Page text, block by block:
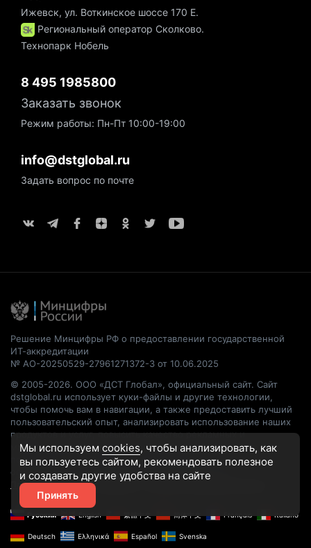
Ижевск, ул. Воткинское шоссе 170 Е.
Региональный оператор Сколково.
Технопарк Нобель
8 495 1985800
Заказать звонок
Режим работы: Пн-Пт 10:00-19:00
info@dstglobal.ru
Задать вопрос по почте
Решение Минцифры РФ о предоставлении государственной
ИТ-аккредитации
№ АО-20250529-27961271372-3 от 10.06.2025
© 2005-2026. ООО «ДСТ Глобал», официальный сайт. Сайт
dstglobal.ru использует куки-файлы и другие технологии,
чтобы помочь вам в навигации, а также предоставить лучший
пользовательский опыт, анализировать использование наших
продуктов и услуг, повысить качество рекламных и
маркетинговых активностей. Если Вы не хотите, чтобы Ваши
пользовательские данные обрабатывались, пожалуйста,
ограничьте их использование в своём браузере.
Пользовательское соглашение
Русский English 繁體中文 简体中文 Français Italiano
Deutsch Ελληνικά Español Svenska
Мы используем cookies, чтобы анализировать, как
вы пользуетесь сайтом, рекомендовать полезное
и создавать другие удобства на сайте
Принять